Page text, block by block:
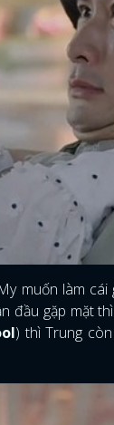
muốn làm
đầu gặp mặt
) thì Trung